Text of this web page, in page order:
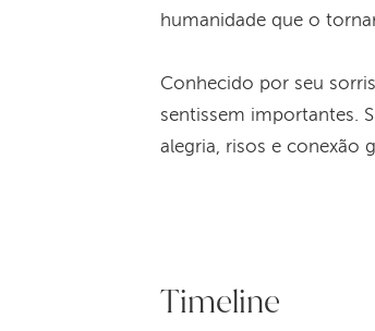
humanidade que o
Conhecido por seu
sentissem importantes.
alegria, risos e conexão
Timeline